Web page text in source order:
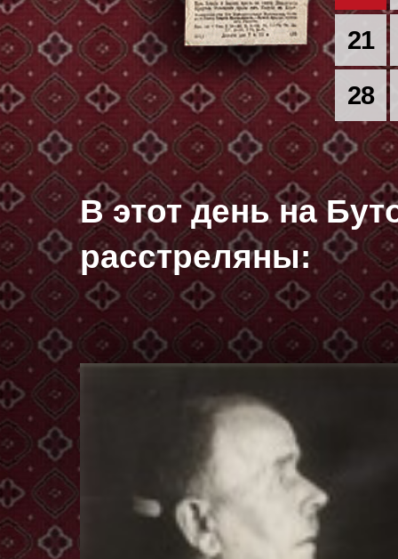
21
28
В этот день на
расстреляны: